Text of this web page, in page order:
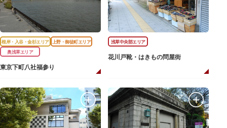
根岸・入谷・金杉エリア
上野・御徒町エリア
奥浅草エリア
東京下町八社福参り
浅草中央部エリア
花川戸靴・はきもの問屋街